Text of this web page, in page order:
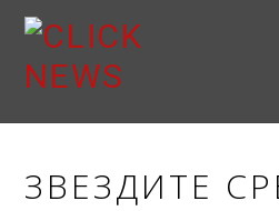
ЗВЕЗДИТЕ